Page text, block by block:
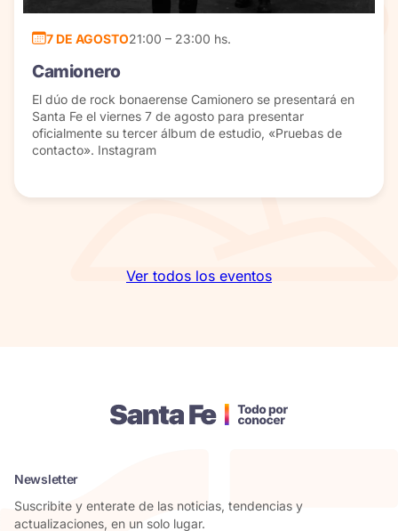
Ver todos los eventos
7 DE AGOSTO21:00 – 23:00 hs.
Camionero
El dúo de rock bonaerense Camionero se presentará en
Santa Fe el viernes 7 de agosto para presentar
oficialmente su tercer álbum de estudio, «Pruebas de
contacto». Instagram
Newsletter
Suscribite y enterate de las noticias, tendencias y
actualizaciones, en un solo lugar.